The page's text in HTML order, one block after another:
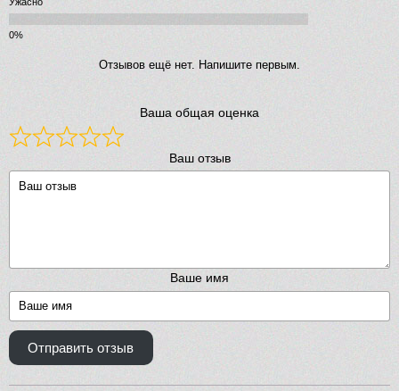
Отзывов ещё нет. Напишите первым.
Ваша общая оценка
Ваш отзыв
Ваше имя
Отправить отзыв